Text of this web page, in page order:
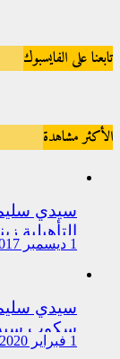
تابعنا على الفايسبوك
الأكثر مشاهدة
سيدي
1 ديسمبر 2017
سيدي
سكوب
1 فبراير 2020